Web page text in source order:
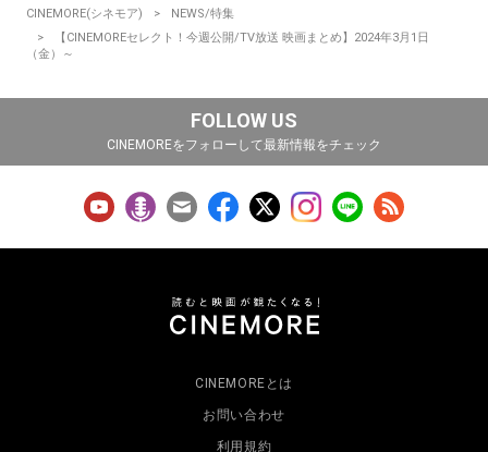
CINEMORE(シネモア)
NEWS/特集
【CINEMOREセレクト！今週公開/TV放送 映画まとめ】2024年3月1日
（金）～
FOLLOW US
CINEMOREをフォローして最新情報をチェック
CINEMOREとは
お問い合わせ
利用規約